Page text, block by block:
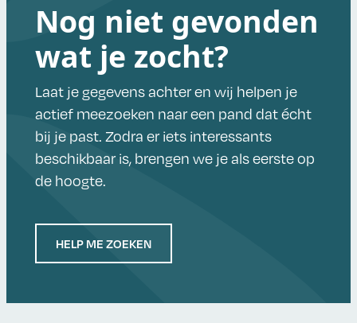
Nog niet gevonden
wat je zocht?
Laat je gegevens achter en wij helpen je
actief meezoeken naar een pand dat écht
bij je past. Zodra er iets interessants
beschikbaar is, brengen we je als eerste op
de hoogte.
HELP ME ZOEKEN